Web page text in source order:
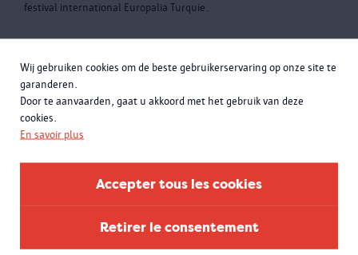
Wij gebruiken cookies om de beste gebruikerservaring op onze site te
garanderen.
Door te aanvaarden, gaat u akkoord met het gebruik van deze
cookies.
En savoir plus
Accepter tous les cookies
Retirer le consentement
festival international Europalia Turquie.